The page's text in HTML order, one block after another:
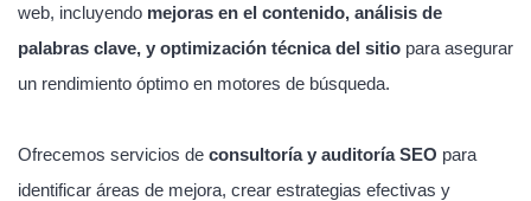
web, incluyendo mejoras en el contenido, análisis de
palabras clave, y optimización técnica del sitio para asegurar
un rendimiento óptimo en motores de búsqueda.
Ofrecemos servicios de consultoría y auditoría SEO para
identificar áreas de mejora, crear estrategias efectivas y